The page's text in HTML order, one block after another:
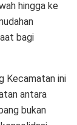
hingga ke
bagi
Kecamatan ini
antara
bukan